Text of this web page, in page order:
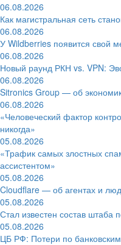
06.08.2026
Как магистральная сеть
06.08.2026
У Wildberries появится свой
06.08.2026
Новый раунд РКН vs. VPN:
06.08.2026
Sitronics Group — об
06.08.2026
«Человеческий фактор
никогда»
05.08.2026
«Трафик самых злостных
ассистентом»
05.08.2026
Cloudflare — об агентах и
05.08.2026
Стал известен состав
05.08.2026
ЦБ РФ: Потери по